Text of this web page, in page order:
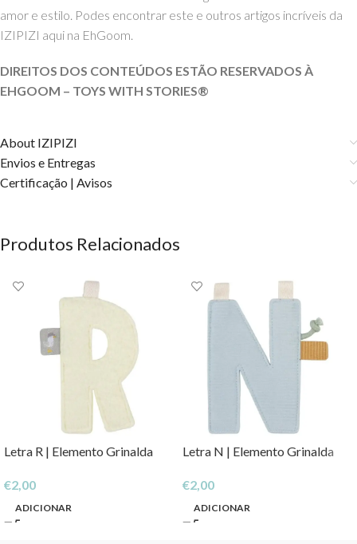
amor e estilo. Podes encontrar este e outros artigos incríveis da
IZIPIZI aqui na EhGoom.
DIREITOS DOS CONTEÚDOS ESTÃO RESERVADOS À
EHGOOM – TOYS WITH STORIES®️
About IZIPIZI
Envios e Entregas
Certificação | Avisos
Produtos Relacionados
Letra R | Elemento Grinalda
€2,00
ADICIONAR
Letra N | Elemento Grinalda
€2,00
ADICIONAR